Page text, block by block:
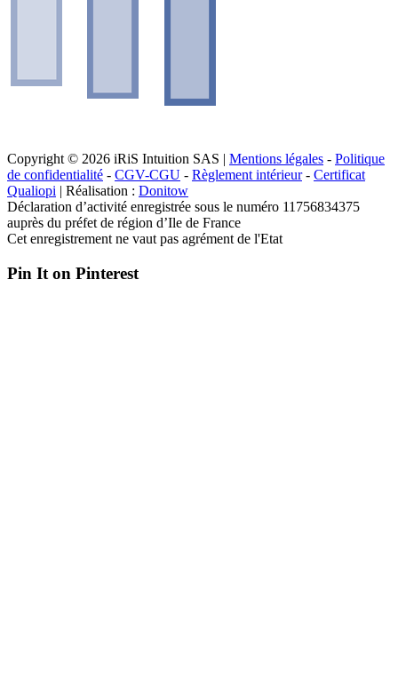
Copyright © 2026 iRiS Intuition SAS | Mentions légales - Politique
de confidentialité - CGV-CGU - Règlement intérieur- Certificat
Qualiopi | Réalisation : Donitow
Déclaration d’activité enregistrée sous le numéro 11756834375
auprès du préfet de région d’Ile de France
Cet enregistrement ne vaut pas agrément de l'Etat
Pin It on Pinterest